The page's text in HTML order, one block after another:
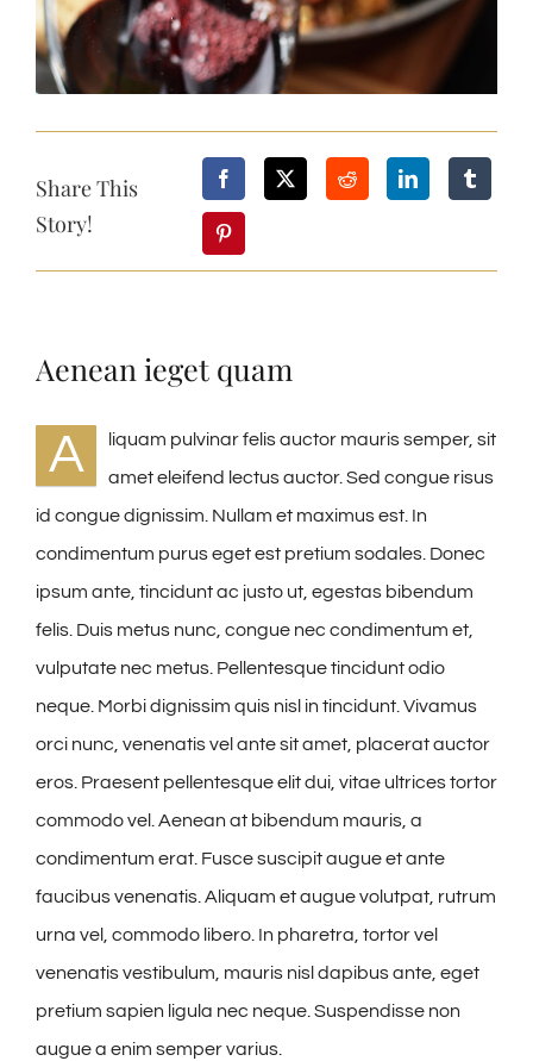
Share This
Story!
Aenean ieget quam
A
liquam pulvinar felis auctor mauris semper, sit
amet eleifend lectus auctor. Sed congue risus
id congue dignissim. Nullam et maximus est. In
condimentum purus eget est pretium sodales. Donec
ipsum ante, tincidunt ac justo ut, egestas bibendum
felis. Duis metus nunc, congue nec condimentum et,
vulputate nec metus. Pellentesque tincidunt odio
neque. Morbi dignissim quis nisl in tincidunt. Vivamus
orci nunc, venenatis vel ante sit amet, placerat auctor
eros. Praesent pellentesque elit dui, vitae ultrices tortor
commodo vel. Aenean at bibendum mauris, a
condimentum erat. Fusce suscipit augue et ante
faucibus venenatis. Aliquam et augue volutpat, rutrum
urna vel, commodo libero. In pharetra, tortor vel
venenatis vestibulum, mauris nisl dapibus ante, eget
pretium sapien ligula nec neque. Suspendisse non
augue a enim semper varius.